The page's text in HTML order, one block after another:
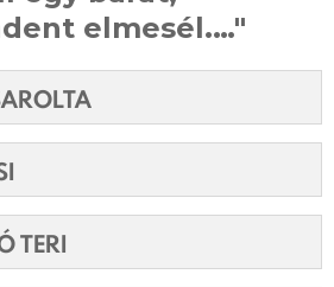
elmesél.…"
TERI